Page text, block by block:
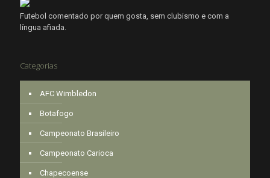
Futebol comentado por quem gosta, sem clubismo e com a
língua afiada.
Categorias
AFC Wimbledon
Botafogo
Campeonato Brasileiro
Campeonato Carioca
Chapecoense